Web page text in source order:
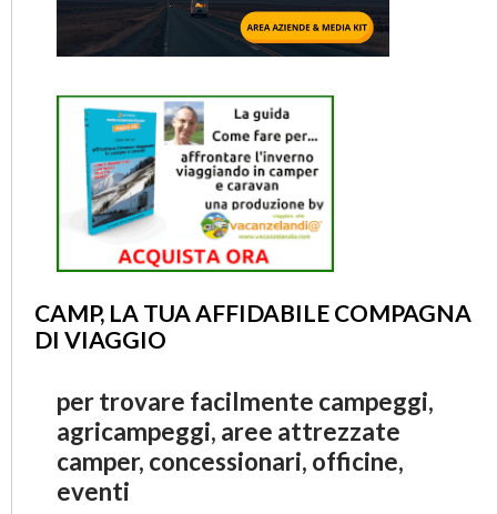
CAMP, LA TUA AFFIDABILE COMPAGNA
DI VIAGGIO
per trovare facilmente campeggi,
agricampeggi, aree attrezzate
camper, concessionari, officine,
eventi